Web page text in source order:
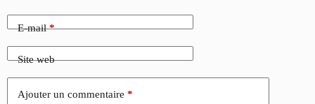
E-mail*
Site web
Ajouter un commentaire *